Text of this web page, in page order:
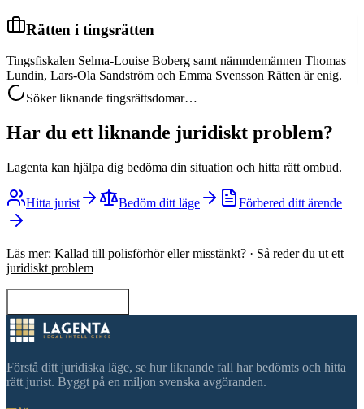
Rätten i tingsrätten
Tingsfiskalen Selma-Louise Boberg samt nämndemännen Thomas
Lundin, Lars-Ola Sandström och Emma Svensson Rätten är enig.
Söker liknande tingsrättsdomar…
Har du ett liknande juridiskt problem?
Lagenta kan hjälpa dig bedöma din situation och hitta rätt ombud.
Hitta jurist Bedöm ditt läge Förbered ditt ärende
Läs mer: Kallad till polisförhör eller misstänkt? · Så reder du ut ett
juridiskt problem
Förstå ditt juridiska läge, se hur liknande fall har bedömts och hitta
rätt jurist. Byggt på en miljon svenska avgöranden.